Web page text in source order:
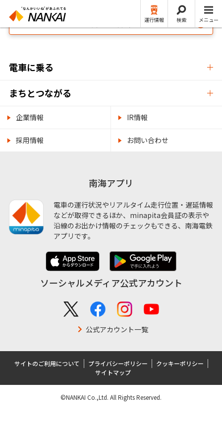
運行情報 検索 メニュー
NANKAI・南海電鉄公式 TOP
電車に乗る
まちとつながる
企業情報 IR情報
採用情報 お問い合わせ
南海アプリ
電車の運行状況やリアルタイム走行位置・遅延情報
などが取得できるほか、minapita会員証の表示や
沿線のお出かけ情報のチェックもできる、南海電鉄
アプリです。
ソーシャルメディア公式アカウント
公式アカウント一覧
サイトのご利用について プライバシーポリシー
クッキーポリシー
サイトマップ
©NANKAI Co.,Ltd. All Rights Reserved.